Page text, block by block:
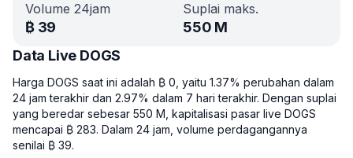
Volume 24jam
₿ 39
Suplai maks.
550 M
Data Live DOGS
Harga DOGS saat ini adalah ₿ 0, yaitu 1.37% perubahan dalam
24 jam terakhir dan 2.97% dalam 7 hari terakhir. Dengan suplai
yang beredar sebesar 550 M, kapitalisasi pasar live DOGS
mencapai ₿ 283. Dalam 24 jam, volume perdagangannya
senilai ₿ 39.